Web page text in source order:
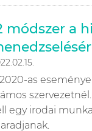
módszer a
as
egy irodai